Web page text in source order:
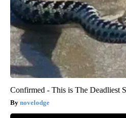
Confirmed - This is The Deadliest
novelodge